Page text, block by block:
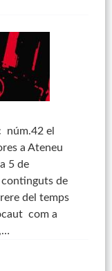
núm.42 el
a Ateneu
5 de
de
del temps
com a